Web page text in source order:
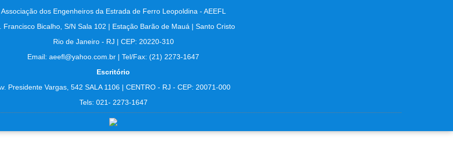
Associação dos Engenheiros da Estrada de Ferro Leopoldina - AEEFL
Francisco Bicalho, S/N Sala 102 | Estação Barão de Mauá | Santo Cristo
Rio de Janeiro - RJ | CEP: 20220-310
Email: aeefl@yahoo.com.br | Tel/Fax: (21) 2273-1647
Escritório
Presidente Vargas, 542 SALA 1106 | CENTRO - RJ - CEP: 20071-000
Tels: 021- 2273-1647